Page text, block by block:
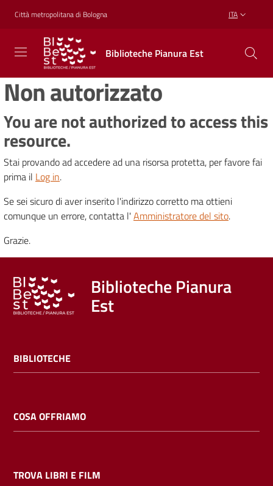
Vai al contenuto
Vai alla navigazione
Vai al footer
Città metropolitana di Bologna ITA
Biblioteche Pianura Est
Biblioteche
Pianura
Est
CONOSCERE,
CREARE,
Biblioteche
Cosa
offriamo
Trova
libri
e
film
Calendario
Non autorizzato
You are not authorized to access this
resource.
Stai provando ad accedere ad una risorsa protetta, per favore fai
prima il Log in.
Se sei sicuro di aver inserito l'indirizzo corretto ma ottieni
comunque un errore, contatta l' Amministratore del sito.
Grazie.
Biblioteche Pianura
Est
BIBLIOTECHE
COSA OFFRIAMO
TROVA LIBRI E FILM